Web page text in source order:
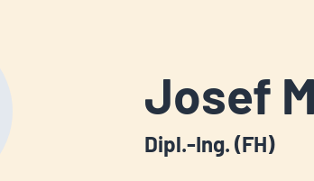
Josef
Dipl.-Ing. (FH)